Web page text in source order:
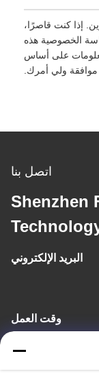
إذا كنت قاصرًا،
الخصوصية هذه
على أساس
ولي أمرك.
اتصل بنا
Shenzhen
البريد الإلكتروني
وقت العمل
عنواننا